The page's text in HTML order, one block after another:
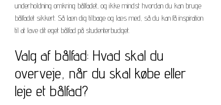
underholdning omkring bålfadet, og ikke mindst hvordan du kan bruge
bålfadet sikkert. Så læn dig tilbage og læs med, så du kan få inspiration
til at lave dit eget bålfad på studenterbudget.
Valg af bålfad: Hvad skal du
overveje, når du skal købe eller
leje et bålfad?